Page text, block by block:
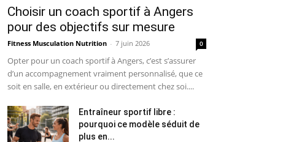
Choisir un coach sportif à Angers
pour des objectifs sur mesure
Fitness Musculation Nutrition - 7 juin 2026 0
Opter pour un coach sportif à Angers, c’est s’assurer
d’un accompagnement vraiment personnalisé, que ce
soit en salle, en extérieur ou directement chez soi....
Entraîneur sportif libre :
pourquoi ce modèle séduit de
plus en...